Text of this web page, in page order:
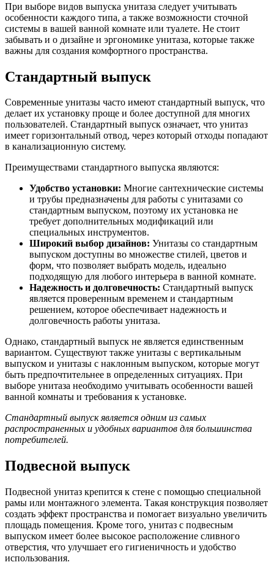
При выборе видов выпуска унитаза следует учитывать
особенности каждого типа, а также возможности сточной
системы в вашей ванной комнате или туалете. Не стоит
забывать и о дизайне и эргономике унитаза, которые также
важны для создания комфортного пространства.
Стандартный выпуск
Современные унитазы часто имеют стандартный выпуск, что
делает их установку проще и более доступной для многих
пользователей. Стандартный выпуск означает, что унитаз
имеет горизонтальный отвод, через который отходы попадают
в канализационную систему.
Преимуществами стандартного выпуска являются:
Удобство установки: Многие сантехнические системы
и трубы предназначены для работы с унитазами со
стандартным выпуском, поэтому их установка не
требует дополнительных модификаций или
специальных инструментов.
Широкий выбор дизайнов: Унитазы со стандартным
выпуском доступны во множестве стилей, цветов и
форм, что позволяет выбрать модель, идеально
подходящую для любого интерьера в ванной комнате.
Надежность и долговечность: Стандартный выпуск
является проверенным временем и стандартным
решением, которое обеспечивает надежность и
долговечность работы унитаза.
Однако, стандартный выпуск не является единственным
вариантом. Существуют также унитазы с вертикальным
выпуском и унитазы с наклонным выпуском, которые могут
быть предпочтительнее в определенных ситуациях. При
выборе унитаза необходимо учитывать особенности вашей
ванной комнаты и требования к установке.
Стандартный выпуск является одним из самых
распространенных и удобных вариантов для большинства
потребителей.
Подвесной выпуск
Подвесной унитаз крепится к стене с помощью специальной
рамы или монтажного элемента. Такая конструкция позволяет
создать эффект пространства и помогает визуально увеличить
площадь помещения. Кроме того, унитаз с подвесным
выпуском имеет более высокое расположение сливного
отверстия, что улучшает его гигиеничность и удобство
использования.